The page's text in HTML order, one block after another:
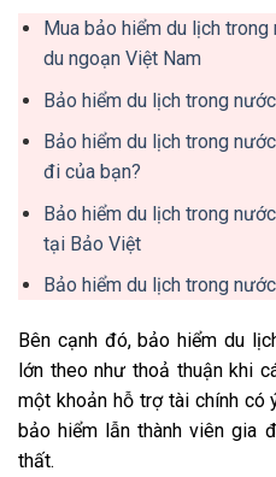
Mua bảo hiểm du lịch
du ngoạn Việt Nam
Bảo hiểm du lịch trong
Bảo hiểm du lịch trong
đi của bạn?
Bảo hiểm du lịch trong
tại Bảo Việt
Bảo hiểm du lịch trong
Bên cạnh đó, bảo hiểm du
lớn theo như thoả thuận khi
một khoản hỗ trợ tài chính có
bảo hiểm lẫn thành viên gia
thất.